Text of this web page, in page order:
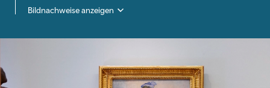
Bildnachweise anzeigen